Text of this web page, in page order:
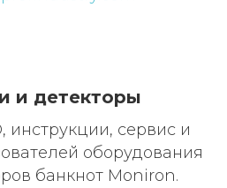
и детекторы
сервис и
оборудования
банкнот Moniron.